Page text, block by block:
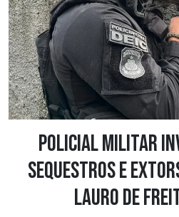
Policial militar
sequestros e
Lauro de